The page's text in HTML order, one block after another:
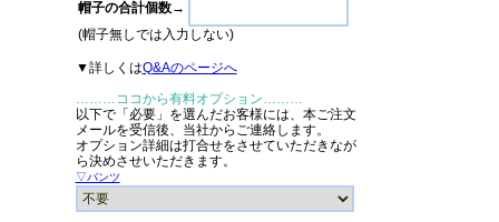
帽子の合計個数→
(帽子無しでは入力しない)
▼詳しくはQ&Aのページへ
………ココから有料オプション………
以下で「必要」を選んだお客様には、本ご注文
メールを受信後、当社からご連絡します。
オプション詳細は打合せをさせていただきなが
ら決めさせいただきます。
▽パンツ